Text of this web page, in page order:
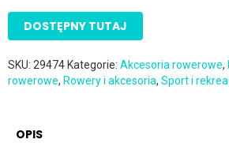
DOSTĘPNY TUTAJ
SKU: 29474 Kategorie: Akcesoria rowerowe,
rowerowe, Rowery i akcesoria, Sport i
OPIS